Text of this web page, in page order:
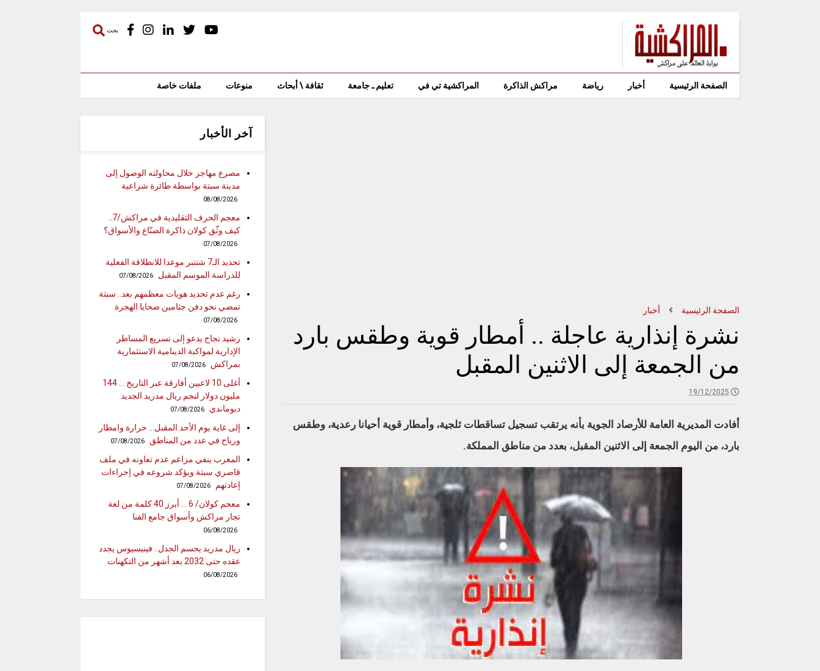
بحث
الصفحة الرئيسية أخبار رياضة مراكش الذاكرة المراكشية تي في تعليم ـ جامعة ثقافة \ أبحاث منوعات ملفات خاصة
الصفحة الرئيسية أخبار
نشرة إنذارية عاجلة .. أمطار قوية وطقس بارد
من الجمعة إلى الاثنين المقبل
19/12/2025
أفادت المديرية العامة للأرصاد الجوية بأنه يرتقب تسجيل تساقطات ثلجية، وأمطار قوية أحيانا رعدية، وطقس
بارد، من اليوم الجمعة إلى الاثنين المقبل، بعدد من مناطق المملكة.
آخر الأخبار
مصرع مهاجر خلال محاولته الوصول إلى
مدينة سبتة بواسطة طائرة شراعية
08/08/2026
معجم الحرف التقليدية في مراكش/7..
كيف وثّق كولان ذاكرة الصنّاع والأسواق؟
07/08/2026
تحديد الـ7 شتنبر موعدا للانطلاقة الفعلية
للدراسة الموسم المقبل
07/08/2026
رغم عدم تحديد هويات معظمهم بعد.. سبتة
تمضي نحو دفن جثامين ضحايا الهجرة
07/08/2026
رشيد نجاح يدعو إلى تسريع المساطر
الإدارية لمواكبة الدينامية الاستثمارية
بمراكش
07/08/2026
أغلى 10 لاعبين أفارقة عبر التاريخ … 144
مليون دولار لنجم ريال مدريد الجديد
ديوماندي
07/08/2026
إلى غاية يوم الأحد المقبل… حرارة وامطار
ورياح في عدد من المناطق
07/08/2026
المغرب ينفي مزاعم عدم تعاونه في ملف
قاصري سبتة ويؤكد شروعه في إجراءات
إعادتهم
07/08/2026
معجم كولان/ 6 … أبرز 40 كلمة من لغة
تجار مراكش وأسواق جامع الفنا
06/08/2026
ريال مدريد يحسم الجدل.. فينيسيوس يجدد
عقده حتى 2032 بعد أشهر من التكهنات
06/08/2026